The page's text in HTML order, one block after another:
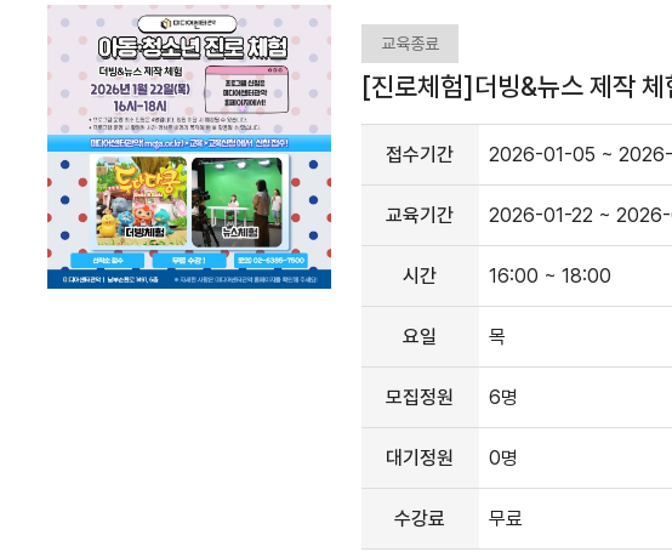
교육종료
[진로체험]더빙&뉴스 제작
접수기간 2026-01-05 ~
교육기간 2026-01-22 ~
시간 16:00 ~ 18:00
요일 목
모집정원 6명
대기정원 0명
수강료 무료